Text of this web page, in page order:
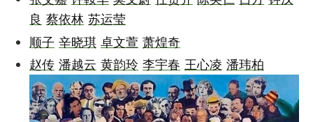
良 蔡依林 苏运莹
顺子 辛晓琪 卓文萱 萧煌奇
赵传 潘越云 黄韵玲 李宇春 王心凌 潘玮柏